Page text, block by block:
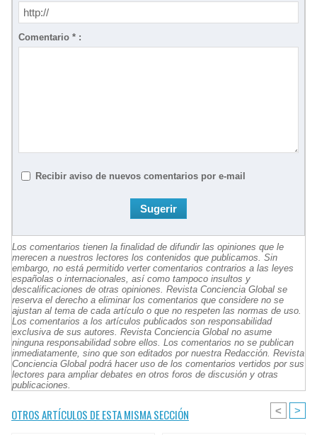
Comentario * :
Recibir aviso de nuevos comentarios por e-mail
Los comentarios tienen la finalidad de difundir las opiniones que le
merecen a nuestros lectores los contenidos que publicamos. Sin
embargo, no está permitido verter comentarios contrarios a las leyes
españolas o internacionales, así como tampoco insultos y
descalificaciones de otras opiniones. Revista Conciencia Global se
reserva el derecho a eliminar los comentarios que considere no se
ajustan al tema de cada artículo o que no respeten las normas de uso.
Los comentarios a los artículos publicados son responsabilidad
exclusiva de sus autores. Revista Conciencia Global no asume
ninguna responsabilidad sobre ellos. Los comentarios no se publican
inmediatamente, sino que son editados por nuestra Redacción. Revista
Conciencia Global podrá hacer uso de los comentarios vertidos por sus
lectores para ampliar debates en otros foros de discusión y otras
publicaciones.
OTROS ARTÍCULOS DE ESTA MISMA SECCIÓN < >